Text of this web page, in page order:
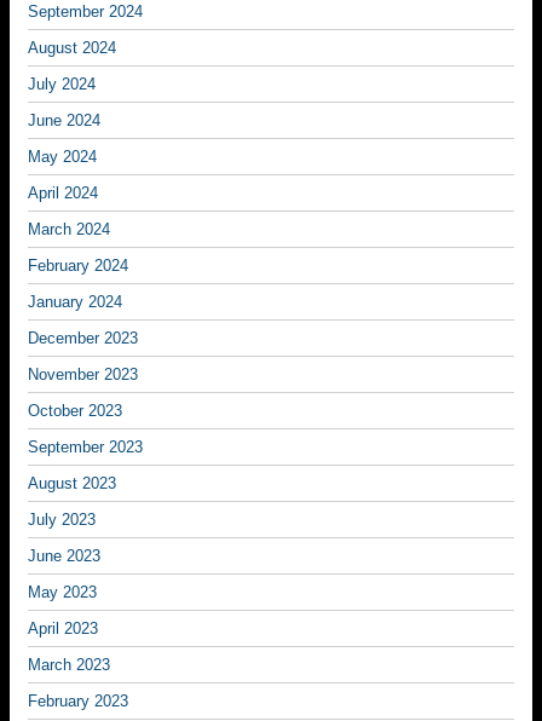
September 2024
August 2024
July 2024
June 2024
May 2024
April 2024
March 2024
February 2024
January 2024
December 2023
November 2023
October 2023
September 2023
August 2023
July 2023
June 2023
May 2023
April 2023
March 2023
February 2023